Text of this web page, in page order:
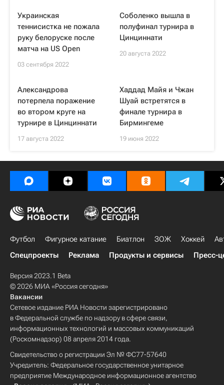
Украинская
теннисистка не пожала
руку белоруске после
матча на US Open
03 сентября 2022
Соболенко вышла в
полуфинал турнира в
Цинциннати
20 августа 2022
Александрова
потерпела поражение
во втором круге на
турнире в Цинциннати
17 августа 2022
Хаддад Майя и Чжан
Шуай встретятся в
финале турнира в
Бирмингеме
19 июня 2022
Футбол Фигурное катание Биатлон ЗОЖ Хоккей
Спецпроекты
Реклама Продукты и сервисы Пресс-
Версия 2023.1 Beta
© 2026 МИА «Россия сегодня»
Вакансии
Сетевое издание РИА Новости зарегистрировано
в Федеральной службе по надзору в сфере связи,
информационных технологий и массовых коммуникаций
(Роскомнадзор) 08 апреля 2014 года.
Свидетельство о регистрации Эл № ФС77-57640
Учредитель: Федеральное государственное унитарное
предприятие Международное информационное агентство